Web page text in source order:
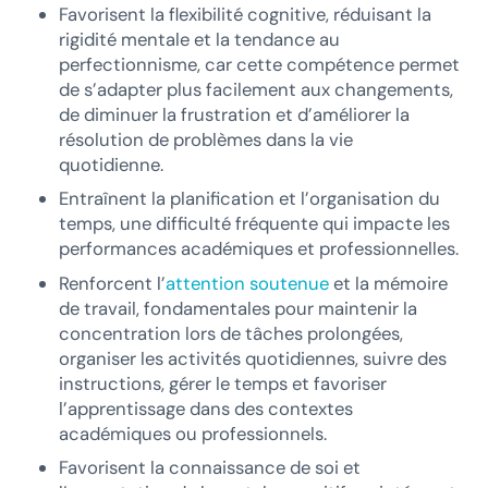
Favorisent la flexibilité cognitive, réduisant la
rigidité mentale et la tendance au
perfectionnisme, car cette compétence permet
de s’adapter plus facilement aux changements,
de diminuer la frustration et d’améliorer la
résolution de problèmes dans la vie
quotidienne.
Entraînent la planification et l’organisation du
temps, une difficulté fréquente qui impacte les
performances académiques et professionnelles.
Renforcent l’attention soutenueet la mémoire
de travail, fondamentales pour maintenir la
concentration lors de tâches prolongées,
organiser les activités quotidiennes, suivre des
instructions, gérer le temps et favoriser
l’apprentissage dans des contextes
académiques ou professionnels.
Favorisent la connaissance de soi et